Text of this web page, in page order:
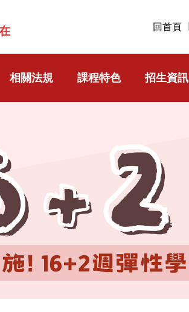
回首頁
相關法規 課程特色 招生資訊